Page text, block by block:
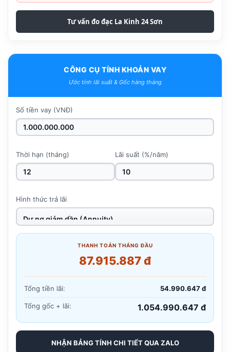
Tư vấn đo đạc La Kinh 24 Sơn
CÔNG CỤ TÍNH KHOẢN VAY
Ước tính lãi suất & Gốc hàng tháng
Số tiền vay (VNĐ)
Thời hạn (tháng) Lãi suất (%/năm)
Hình thức trả lãi
THANH TOÁN THÁNG ĐẦU
87.915.887 đ
Tổng tiền lãi: 54.990.647 đ
Tổng gốc + lãi: 1.054.990.647 đ
NHẬN BẢNG TÍNH CHI TIẾT QUA ZALO